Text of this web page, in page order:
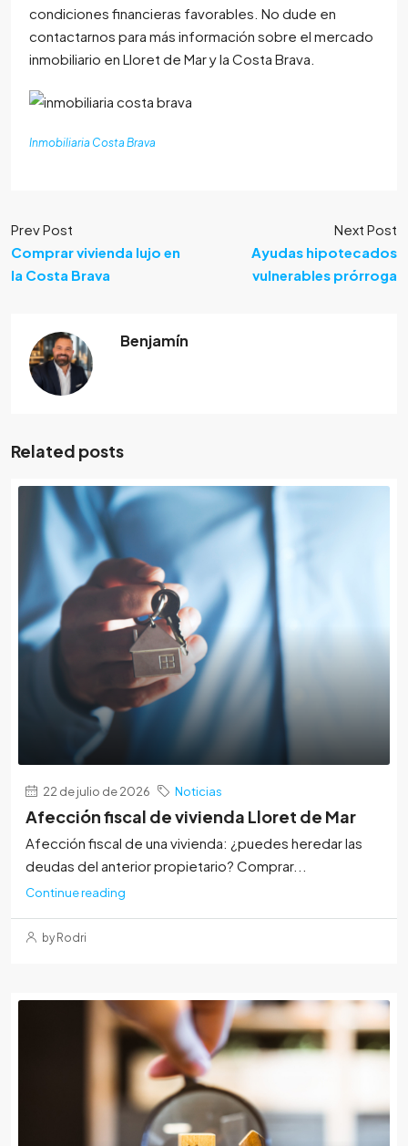
condiciones financieras favorables. No dude en
contactarnos para más información sobre el mercado
inmobiliario en Lloret de Mar y la Costa Brava.
Inmobiliaria Costa Brava
Prev Post
Comprar vivienda lujo en
la Costa Brava
Next Post
Ayudas hipotecados
vulnerables prórroga
Benjamín
Related posts
22 de julio de 2026 Noticias
Afección fiscal de vivienda Lloret de Mar
Afección fiscal de una vivienda: ¿puedes heredar las
deudas del anterior propietario? Comprar...
Continue reading
by Rodri